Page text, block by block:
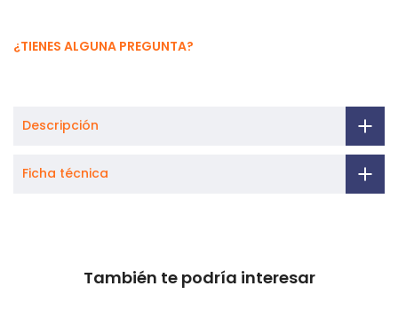
¿TIENES ALGUNA PREGUNTA?
Descripción
Ficha técnica
También te podría interesar